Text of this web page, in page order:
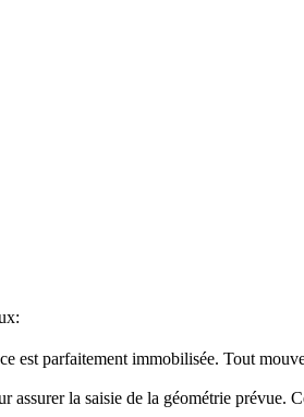
est parfaitement immobilisée. Tout
assurer la saisie de la géométrie prévue.